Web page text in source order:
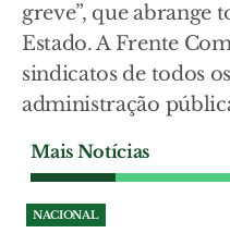
greve”, que abrange
Estado. A Frente
sindicatos de todos
administração
Mais Notícias
NACIONAL